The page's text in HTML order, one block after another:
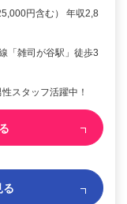
円含む） 年収2,8
「雑司が谷駅」徒歩3
スタッフ活躍中！
る